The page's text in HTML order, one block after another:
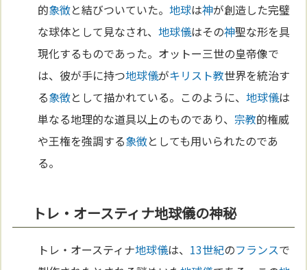
的象徴と結びついていた。地球は神が創造した完璧
な球体として見なされ、地球儀はその神聖な形を具
現化するものであった。オットー三世の皇帝像で
は、彼が手に持つ地球儀がキリスト教世界を統治す
る象徴として描かれている。このように、地球儀は
単なる地理的な道具以上のものであり、 宗教的権威
や王権を強調する象徴としても用いられたのであ
る。
トレ・オースティナ地球儀の神秘
トレ・オースティナ地球儀は、 13世紀のフランスで